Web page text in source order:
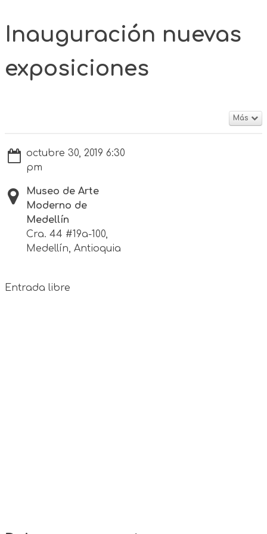
Inauguración nuevas
exposiciones
Más
octubre 30, 2019 6:30
pm
Museo de Arte
Moderno de
Medellín
Cra. 44 #19a-100,
Medellín, Antioquia
Entrada libre